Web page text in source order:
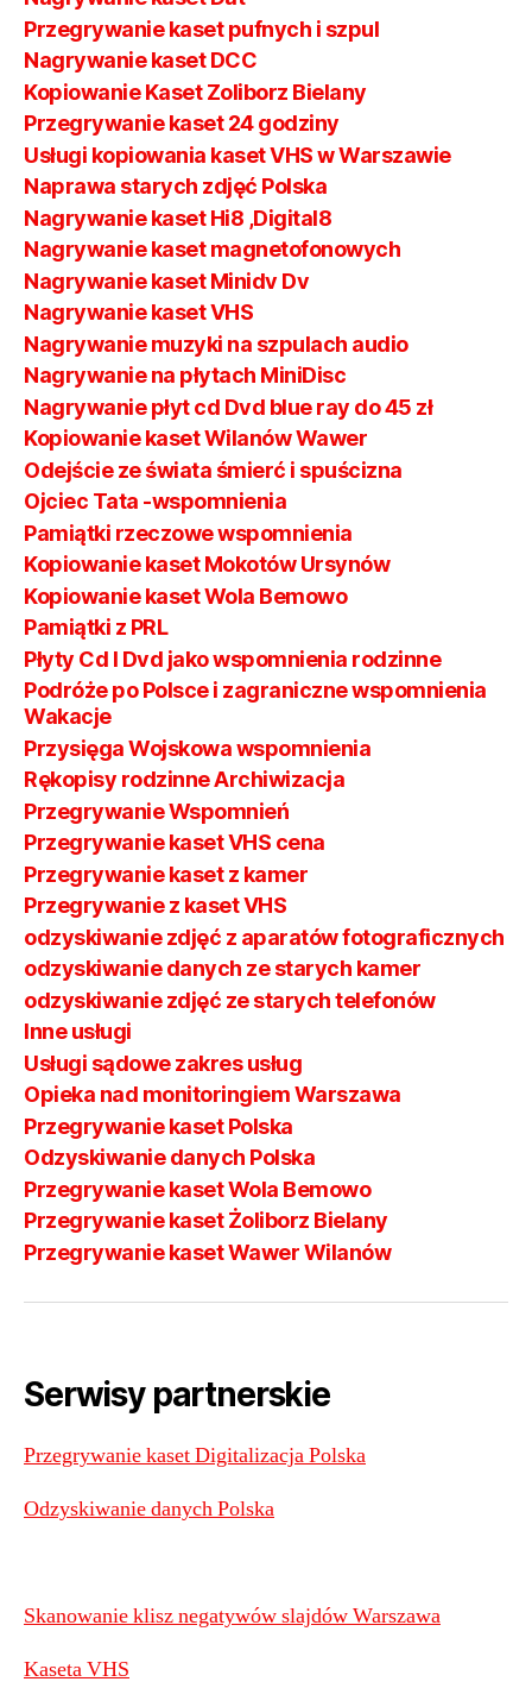
Przegrywanie kaset pufnych i szpul
Nagrywanie kaset DCC
Kopiowanie Kaset Zoliborz Bielany
Przegrywanie kaset 24 godziny
Usługi kopiowania kaset VHS w Warszawie
Naprawa starych zdjęć Polska
Nagrywanie kaset Hi8 ,Digital8
Nagrywanie kaset magnetofonowych
Nagrywanie kaset Minidv Dv
Nagrywanie kaset VHS
Nagrywanie muzyki na szpulach audio
Nagrywanie na płytach MiniDisc
Nagrywanie płyt cd Dvd blue ray do 45 zł
Kopiowanie kaset Wilanów Wawer
Odejście ze świata śmierć i spuścizna
Ojciec Tata -wspomnienia
Pamiątki rzeczowe wspomnienia
Kopiowanie kaset Mokotów Ursynów
Kopiowanie kaset Wola Bemowo
Pamiątki z PRL
Płyty Cd I Dvd jako wspomnienia rodzinne
Podróże po Polsce i zagraniczne wspomnienia
Wakacje
Przysięga Wojskowa wspomnienia
Rękopisy rodzinne Archiwizacja
Przegrywanie Wspomnień
Przegrywanie kaset VHS cena
Przegrywanie kaset z kamer
Przegrywanie z kaset VHS
odzyskiwanie zdjęć z aparatów fotograficznych
odzyskiwanie danych ze starych kamer
odzyskiwanie zdjęć ze starych telefonów
Inne usługi
Usługi sądowe zakres usług
Opieka nad monitoringiem Warszawa
Przegrywanie kaset Polska
Odzyskiwanie danych Polska
Przegrywanie kaset Wola Bemowo
Przegrywanie kaset Żoliborz Bielany
Przegrywanie kaset Wawer Wilanów
Serwisy partnerskie
Przegrywanie kaset Digitalizacja Polska
Odzyskiwanie danych Polska
Skanowanie klisz negatywów slajdów Warszawa
Kaseta VHS